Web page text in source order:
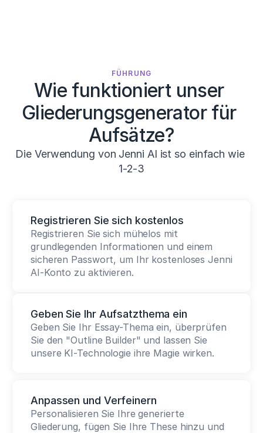
FÜHRUNG
Wie funktioniert unser
Gliederungsgenerator für
Aufsätze?
Die Verwendung von Jenni AI ist so einfach wie
1-2-3
Registrieren Sie sich kostenlos
Registrieren Sie sich mühelos mit
grundlegenden Informationen und einem
sicheren Passwort, um Ihr kostenloses Jenni
AI-Konto zu aktivieren.
Geben Sie Ihr Aufsatzthema ein
Geben Sie Ihr Essay-Thema ein, überprüfen
Sie den "Outline Builder" und lassen Sie
unsere KI-Technologie ihre Magie wirken.
Anpassen und Verfeinern
Personalisieren Sie Ihre generierte
Gliederung, fügen Sie Ihre These hinzu und